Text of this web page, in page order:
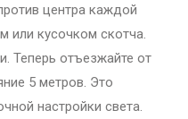
центра каждой
или кусочком скотча.
Теперь отъезжайте от
5 метров. Это
настройки света.